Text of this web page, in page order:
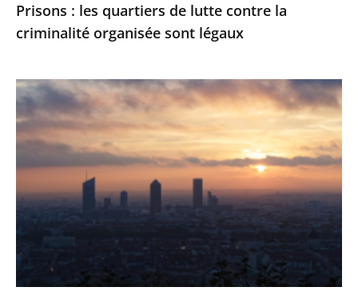
Prisons : les quartiers de lutte contre la
criminalité organisée sont légaux
Émissions
de
gaz
à
de
serre
:
des
résultats